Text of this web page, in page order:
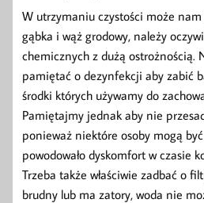
W utrzymaniu czystości może nam
gąbka i wąż grodowy, należy
chemicznych z dużą ostrożnością.
pamiętać o dezynfekcji aby zabić
środki których używamy do
Pamiętajmy jednak aby nie
ponieważ niektóre osoby mogą
powodowało dyskomfort w czasie
Trzeba także właściwie zadbać o
brudny lub ma zatory, woda nie